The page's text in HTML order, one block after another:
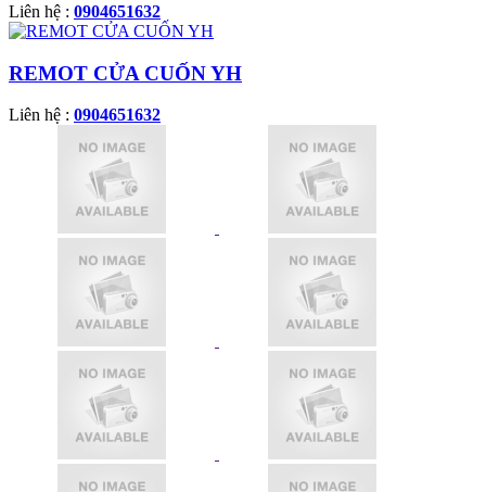
Liên hệ : 0904651632
REMOT CỬA CUỐN YH
Liên hệ : 0904651632